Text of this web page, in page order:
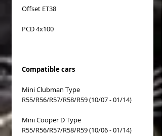
Offset ET38
PCD 4x100
Compatible cars
Mini Clubman Type
R55/R56/R57/R58/R59 (10/07 - 01/14)
Mini Cooper D Type
R55/R56/R57/R58/R59 (10/06 - 01/14)